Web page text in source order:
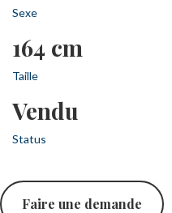
Sexe
164 cm
Taille
Vendu
Status
Faire une demande